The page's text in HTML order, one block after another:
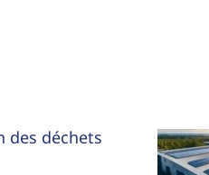
des déchets